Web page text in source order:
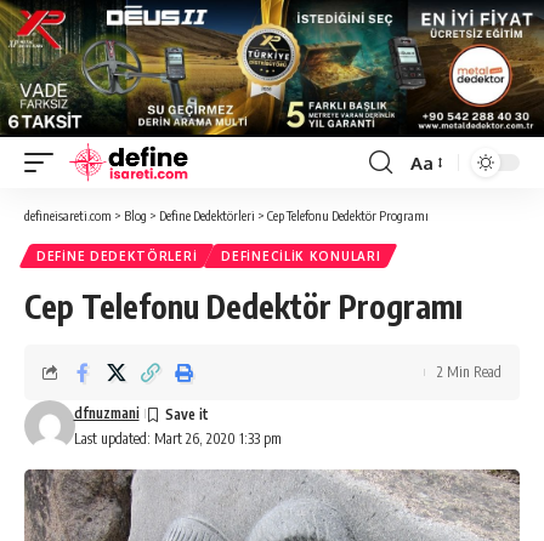
Font
Aa
defineisareti.com > Blog > Define Dedektörleri > Cep Telefonu Dedektör Programı
DEFINE DEDEKTÖRLERI DEFINECILIK KONULARI
Cep Telefonu Dedektör Programı
Last updated: Mart 26, 2020 1:33 pm
dfnuzmani
2 Min Read